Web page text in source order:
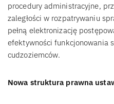
procedury administracyjne,
zaległości w rozpatrywaniu
pełną elektronizację
efektywności funkcjonowania
cudzoziemców.
Nowa struktura prawna